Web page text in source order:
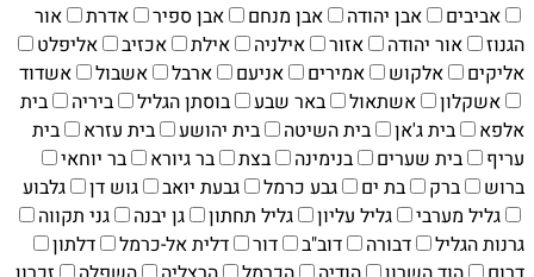
אביבים אבן יהודה אבן מנחם אבן ספיר אדרת
אור
הגנוז
אור יהודה אזור אילניה אילת אכזיב
אליפלט
אליקים
אלקוש אמירים אניעם ארבל אשבול
אשדוד
אשקלון
אשתאול באר שבע בוסתן הגליל ביריה
בית
אלפא
בית ג'אן בית השיטה בית יהושע בית עזרא
בית
עריף
בית שערים בנימינה בצת בר גיורא
בר יוחאי
ברוש
ברק בת ים גבע כרמל גבעת יואב גוש דן
גלבוע
גליל מערבי
גליל עליון גליל תחתון גן יבנה
גני תקווה
גרנות הגליל
דבורה דוב"ב דור דלית אל-כרמל
דלתון